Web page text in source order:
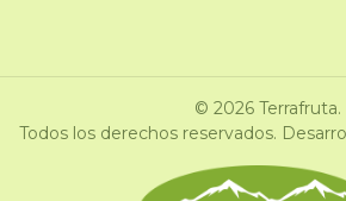
© 2026 Terrafruta.
Todos los derechos reservados.